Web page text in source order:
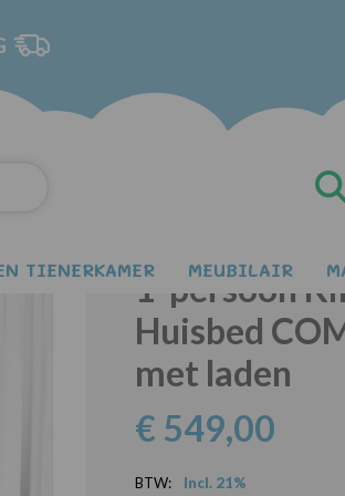
TIENERKAMER MEUBILAIR
1-persoon
Huisbed
met laden
€ 549,00
BTW:
Incl. 21%